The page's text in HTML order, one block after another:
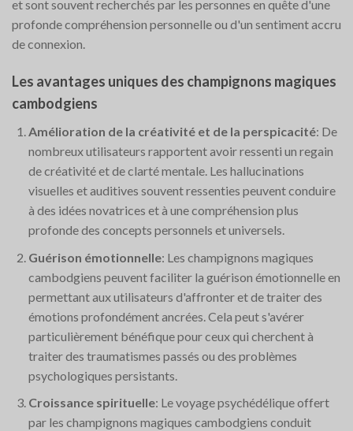
et sont souvent recherchés par les personnes en quête d'une
profonde compréhension personnelle ou d'un sentiment accru
de connexion.
Les avantages uniques des champignons magiques
cambodgiens
Amélioration de la créativité et de la perspicacité: De
nombreux utilisateurs rapportent avoir ressenti un regain
de créativité et de clarté mentale. Les hallucinations
visuelles et auditives souvent ressenties peuvent conduire
à des idées novatrices et à une compréhension plus
profonde des concepts personnels et universels.
Guérison émotionnelle: Les champignons magiques
cambodgiens peuvent faciliter la guérison émotionnelle en
permettant aux utilisateurs d'affronter et de traiter des
émotions profondément ancrées. Cela peut s'avérer
particulièrement bénéfique pour ceux qui cherchent à
traiter des traumatismes passés ou des problèmes
psychologiques persistants.
Croissance spirituelle: Le voyage psychédélique offert
par les champignons magiques cambodgiens conduit